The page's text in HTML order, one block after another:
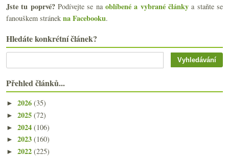
Jste tu poprvé?Podívejte se naoblíbené a vybrané články a staňte se
fanouškem stránek na Facebooku.
Hledáte konkrétní článek?
Přehled článků...
► 2026 (35)
► 2025 (72)
► 2024 (106)
► 2023 (160)
► 2022 (225)